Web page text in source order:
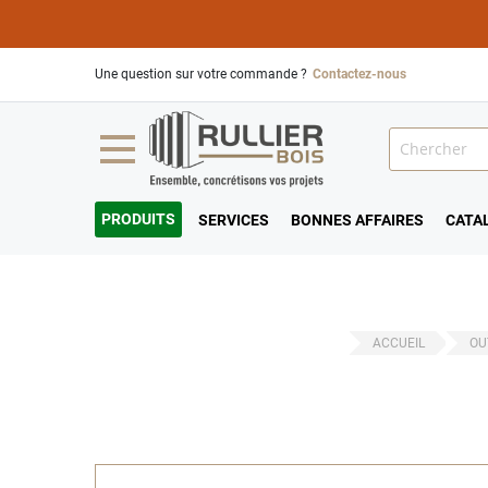
Une question sur votre commande ? Contactez-nous
PRODUITS SERVICES BONNES AFFAIRES
ACCUEIL